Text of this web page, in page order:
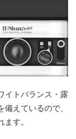
イトバランス・露
えているので、
す。